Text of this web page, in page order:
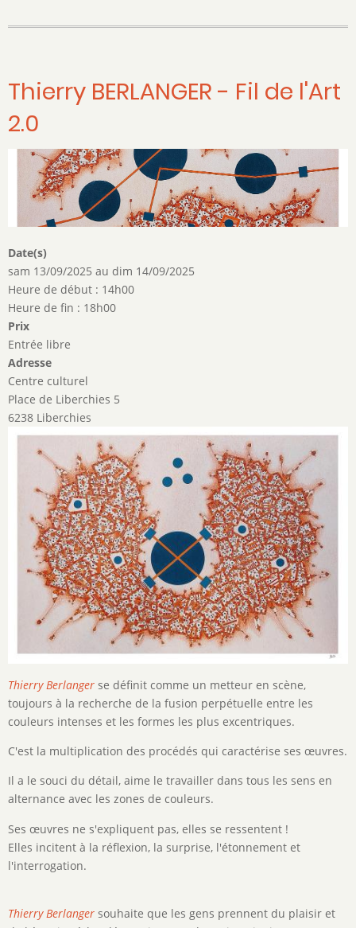
Thierry BERLANGER - Fil de l'Art
2.0
Date(s)
sam 13/09/2025 au dim 14/09/2025
Heure de début : 14h00
Heure de fin : 18h00
Prix
Entrée libre
Adresse
Centre culturel
Place de Liberchies 5
6238 Liberchies
Image
Thierry Berlanger se définit comme un metteur en scène,
toujours à la recherche de la fusion perpétuelle entre les
couleurs intenses et les formes les plus excentriques.
C'est la multiplication des procédés qui caractérise ses œuvres.
Il a le souci du détail, aime le travailler dans tous les sens en
alternance avec les zones de couleurs.
Ses œuvres ne s'expliquent pas, elles se ressentent !
Elles incitent à la réflexion, la surprise, l'étonnement et
l'interrogation.
Thierry Berlanger souhaite que les gens prennent du plaisir et